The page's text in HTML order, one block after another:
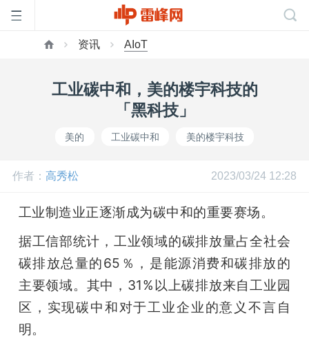
公
开
资讯 AIoT
工业碳中和，美的楼宇科技的
「黑科技」
美的 工业碳中和 美的楼宇科技
作者： 高秀松 2023/03/24 12:28
工业制造业正逐渐成为碳中和的重要赛场。
据工信部统计，工业领域的碳排放量占全社会
碳排放总量的65％，是能源消费和碳排放的
主要领域。其中，31%以上碳排放来自工业园
区，实现碳中和对于工业企业的意义不言自
明。